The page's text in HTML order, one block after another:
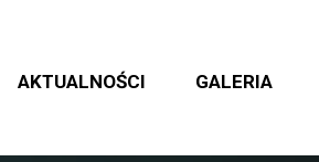
AKTUALNOŚCI GALERIA